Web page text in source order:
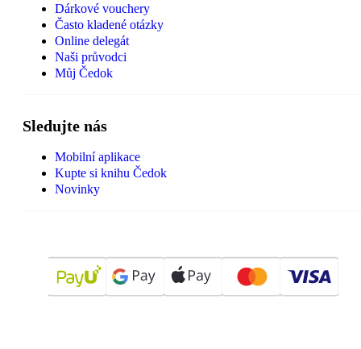
Dárkové vouchery
Často kladené otázky
Online delegát
Naši průvodci
Můj Čedok
Sledujte nás
Mobilní aplikace
Kupte si knihu Čedok
Novinky